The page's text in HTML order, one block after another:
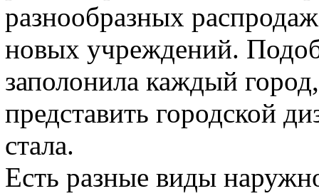
разнообразных
новых учреждений.
заполонила каждый
представить городской
стала.
Есть разные виды